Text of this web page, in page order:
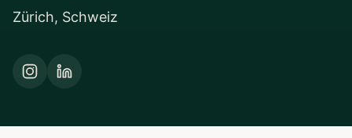
Zürich, Schweiz